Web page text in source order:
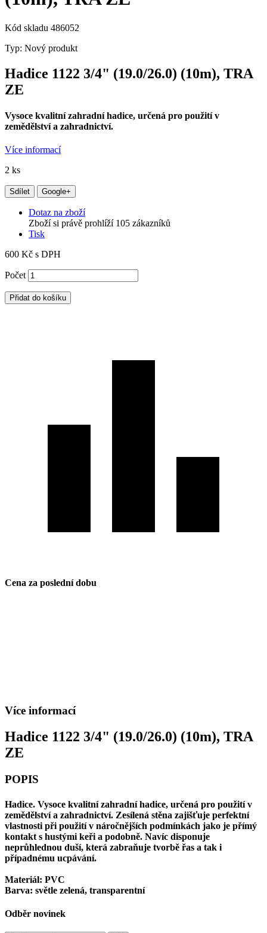
Kód skladu 486052
Typ: Nový produkt
Hadice 1122 3/4" (19.0/26.0) (10m), TRA
ZE
Vysoce kvalitní zahradní hadice, určená pro použití v
zemědělství a zahradnictví.
Více informací
2 ks
Sdílet Google+
Dotaz na zboží
Zboží si právě prohlíží 105 zákazníků
Tisk
600 Kč s DPH
Počet
Přidat do košíku
Cena za poslední dobu
Více informací
Hadice 1122 3/4" (19.0/26.0) (10m), TRA
ZE
POPIS
Hadice. Vysoce kvalitní zahradní hadice, určená pro použití v
zemědělství a zahradnictví. Zesílená stěna zajišťuje perfektní
vlastnosti při použití v náročnějších podmínkách jako je přímý
kontakt s hustými keři a podobně. Navíc disponuje
neprůhlednou duší, která zabraňuje tvorbě řas a tak i
případnému ucpávání.
Materiál: PVC
Barva: světle zelená, transparentní
Odběr novinek